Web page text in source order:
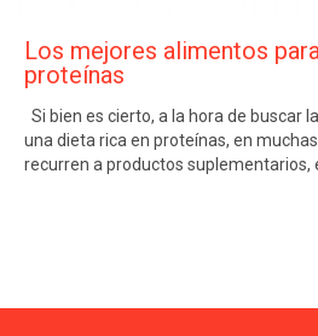
Los mejores alimentos
proteínas
Si bien es cierto, a la hora de buscar
una dieta rica en proteínas, en
recurren a productos suplementarios,